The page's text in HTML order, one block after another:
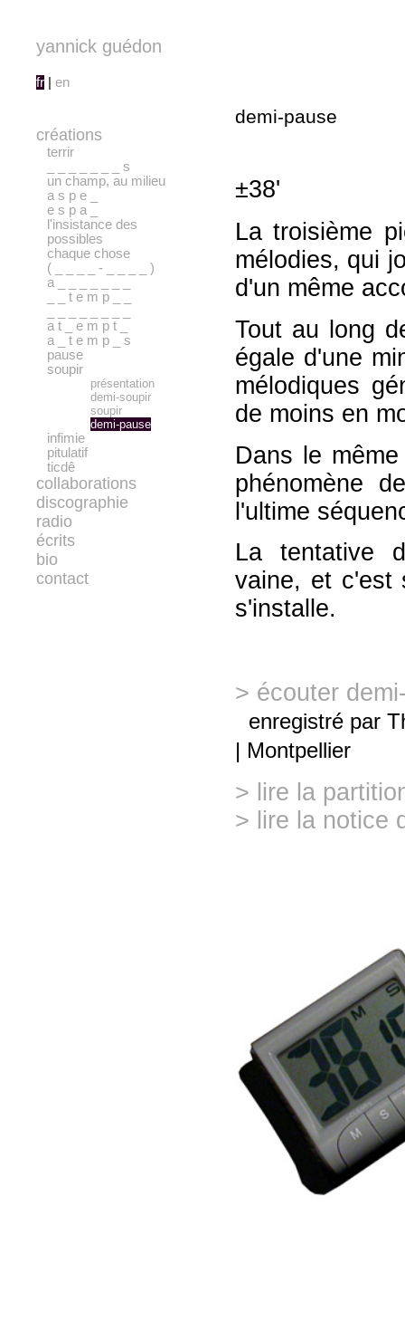
yannick guédon
fr en
créations
terrir
_ _ _ _ _ _ _ s
un champ, au milieu
a s p e _
e s p a _
l'insistance des
possibles
chaque chose
( _ _ _ _ - _ _ _ _ )
a _ _ _ _ _ _ _
_ _ t e m p _ _
a t _ e m p t _
a _ t e m p _ s
pause
soupir
présentation
demi-soupir
soupir
demi-pause
infimie
pitulatif
ticdê
collaborations
discographie
radio
écrits
bio
contact
demi-pause
±38'
La troisième
mélodies, qui
d'un même
Tout au long
égale d'une
mélodiques
de moins en
Dans le
phénomène
l'ultime
La tentative
vaine, et c'est
s'installe.
> écouter
enregistré par
| Montpellier
> lire la
> lire la notice